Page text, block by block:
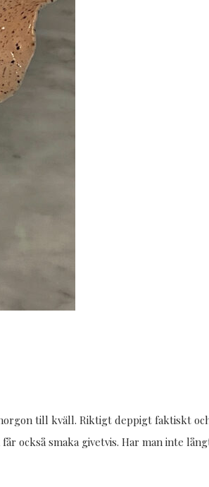
till kväll. Riktigt deppigt faktiskt och
också smaka givetvis. Har man inte